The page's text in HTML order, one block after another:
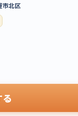
市北区